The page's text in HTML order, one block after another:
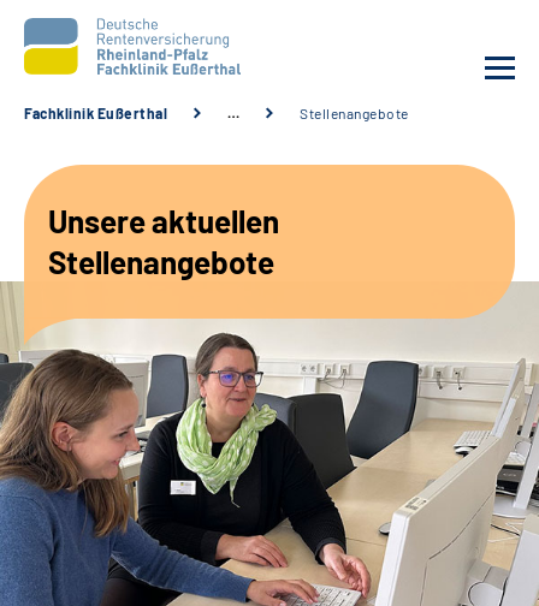
Unsere Angebote
Karriere
Beratungsstellen &
Zuweisende
Suche
Leichte Sprache
Fachklinik Eußerthal … Stellenangebote
Unsere aktuellen
Stellenangebote